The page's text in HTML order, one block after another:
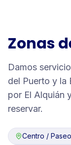
Zonas
Damos
del Puerto y la
por El Alquián
reservar.
Centro /